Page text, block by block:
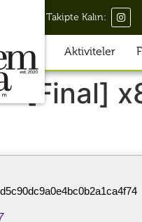
Takipte Kalın:
Aktiviteler
[Final]